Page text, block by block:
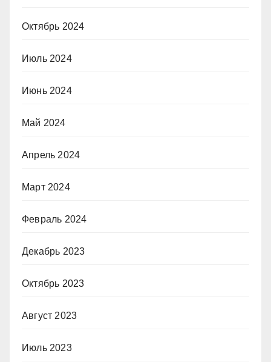
Октябрь 2024
Июль 2024
Июнь 2024
Май 2024
Апрель 2024
Март 2024
Февраль 2024
Декабрь 2023
Октябрь 2023
Август 2023
Июль 2023